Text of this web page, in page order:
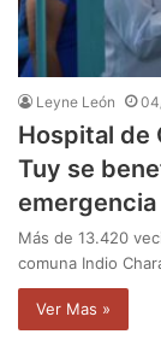
Leyne León
Hospital de
Tuy se
emergencia
Más de 13.420
comuna Indio
Ver Mas »